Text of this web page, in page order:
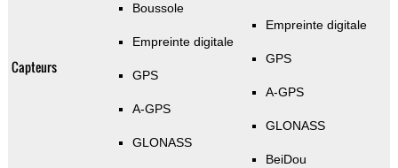
Capteurs
Boussole
Empreinte digitale
GPS
A-GPS
GLONASS
Empreinte digitale
GPS
A-GPS
GLONASS
BeiDou